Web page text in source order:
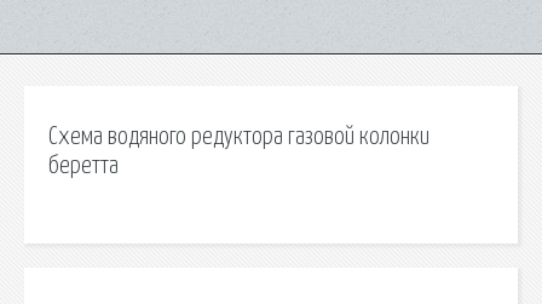
Схема водяного редуктора газовой колонки
беретта